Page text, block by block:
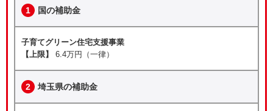
1 国の補助金
子育てグリーン住宅支援事業
【上限】
6.4万円（一律）
2 埼玉県の補助金